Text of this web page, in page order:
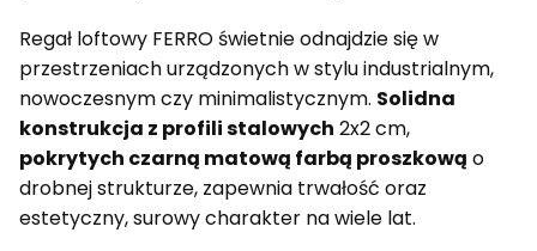
Regał loftowy FERRO świetnie odnajdzie się w
przestrzeniach urządzonych w stylu industrialnym,
nowoczesnym czy minimalistycznym. Solidna
konstrukcja z profili stalowych 2x2 cm,
pokrytych czarną matową farbą proszkową o
drobnej strukturze, zapewnia trwałość oraz
estetyczny, surowy charakter na wiele lat.